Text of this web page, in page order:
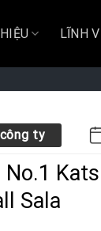
LĨNH
ty
No.1
Sala